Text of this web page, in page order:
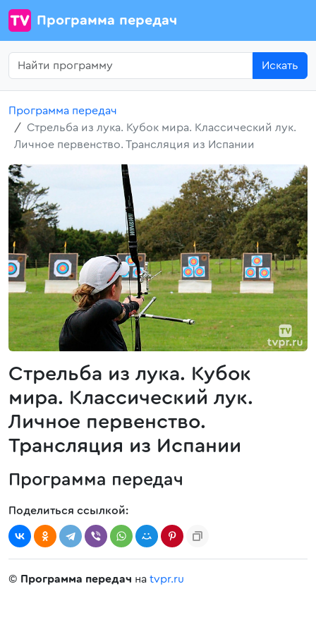
Программа передач
Искать
Программа передач
Стрельба из лука. Кубок мира. Классический лук.
Личное первенство. Трансляция из Испании
Стрельба из лука. Кубок
мира. Классический лук.
Личное первенство.
Трансляция из Испании
Программа передач
Поделиться ссылкой:
© Программа передач на tvpr.ru